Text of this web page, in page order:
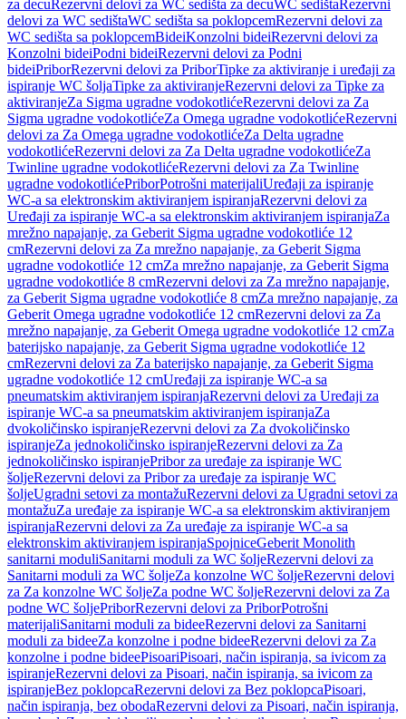
za decuRezervni delovi za WC sedišta za decuWC sedištaRezervni
delovi za WC sedištaWC sedišta sa poklopcemRezervni delovi za
WC sedišta sa poklopcemBideiKonzolni bideiRezervni delovi za
Konzolni bideiPodni bideiRezervni delovi za Podni
bideiPriborRezervni delovi za PriborTipke za aktiviranje i uređaji za
ispiranje WC šoljaTipke za aktiviranjeRezervni delovi za Tipke za
aktiviranjeZa Sigma ugradne vodokotlićeRezervni delovi za Za
Sigma ugradne vodokotlićeZa Omega ugradne vodokotlićeRezervni
delovi za Za Omega ugradne vodokotlićeZa Delta ugradne
vodokotlićeRezervni delovi za Za Delta ugradne vodokotlićeZa
Twinline ugradne vodokotlićeRezervni delovi za Za Twinline
ugradne vodokotlićePriborPotrošni materijaliUređaji za ispiranje
WC-a sa elektronskim aktiviranjem ispiranjaRezervni delovi za
Uređaji za ispiranje WC-a sa elektronskim aktiviranjem ispiranjaZa
mrežno napajanje, za Geberit Sigma ugradne vodokotliće 12
cmRezervni delovi za Za mrežno napajanje, za Geberit Sigma
ugradne vodokotliće 12 cmZa mrežno napajanje, za Geberit Sigma
ugradne vodokotliće 8 cmRezervni delovi za Za mrežno napajanje,
za Geberit Sigma ugradne vodokotliće 8 cmZa mrežno napajanje, za
Geberit Omega ugradne vodokotliće 12 cmRezervni delovi za Za
mrežno napajanje, za Geberit Omega ugradne vodokotliće 12 cmZa
baterijsko napajanje, za Geberit Sigma ugradne vodokotliće 12
cmRezervni delovi za Za baterijsko napajanje, za Geberit Sigma
ugradne vodokotliće 12 cmUređaji za ispiranje WC-a sa
pneumatskim aktiviranjem ispiranjaRezervni delovi za Uređaji za
ispiranje WC-a sa pneumatskim aktiviranjem ispiranjaZa
dvokoličinsko ispiranjeRezervni delovi za Za dvokoličinsko
ispiranjeZa jednokoličinsko ispiranjeRezervni delovi za Za
jednokoličinsko ispiranjePribor za uređaje za ispiranje WC
šoljeRezervni delovi za Pribor za uređaje za ispiranje WC
šoljeUgradni setovi za montažuRezervni delovi za Ugradni setovi za
montažuZa uređaje za ispiranje WC-a sa elektronskim aktiviranjem
ispiranjaRezervni delovi za Za uređaje za ispiranje WC-a sa
elektronskim aktiviranjem ispiranjaSpojniceGeberit Monolith
sanitarni moduliSanitarni moduli za WC šoljeRezervni delovi za
Sanitarni moduli za WC šoljeZa konzolne WC šoljeRezervni delovi
za Za konzolne WC šoljeZa podne WC šoljeRezervni delovi za Za
podne WC šoljePriborRezervni delovi za PriborPotrošni
materijaliSanitarni moduli za bideeRezervni delovi za Sanitarni
moduli za bideeZa konzolne i podne bideeRezervni delovi za Za
konzolne i podne bideePisoariPisoari, način ispiranja, sa ivicom za
ispiranjeRezervni delovi za Pisoari, način ispiranja, sa ivicom za
ispiranjeBez poklopcaRezervni delovi za Bez poklopcaPisoari,
način ispiranja, bez obodaRezervni delovi za Pisoari, način ispiranja,